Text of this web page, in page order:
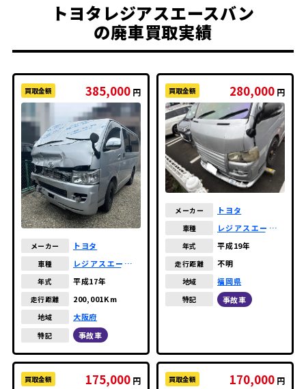
トヨタレジアスエースバン
の廃車買取実績
買取金額 385,000 円
メーカー トヨタ
車種
レジアスエースバ
年式 平成17年
走行距離 200,001Km
地域 大阪府
特記 事故車
買取金額 280,000 円
メーカー トヨタ
車種
レジアスエースバ
年式 平成19年
走行距離 不明
地域 福岡県
特記 事故車
買取金額 175,000 円 買取金額 170,000 円